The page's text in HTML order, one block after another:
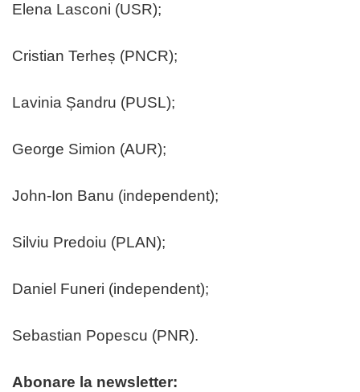
Elena Lasconi (USR);
Cristian Terheș (PNCR);
Lavinia Șandru (PUSL);
George Simion (AUR);
John-Ion Banu (independent);
Silviu Predoiu (PLAN);
Daniel Funeri (independent);
Sebastian Popescu (PNR).
Abonare la newsletter: